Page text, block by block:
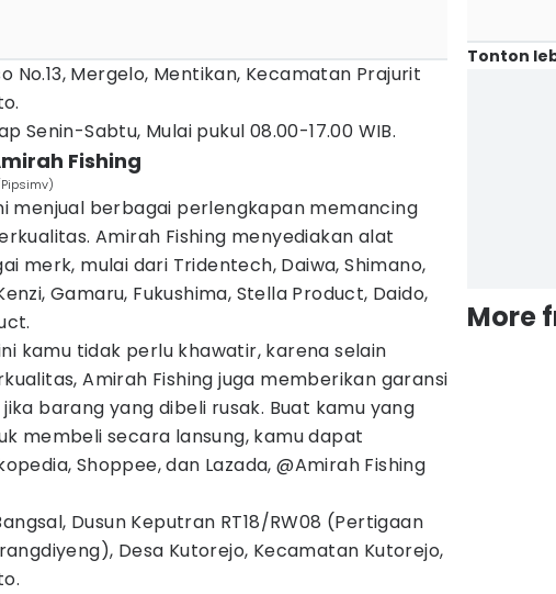
No.13, Mergelo, Mentikan, Kecamatan Prajurit
Senin-Sabtu, Mulai pukul 08.00-17.00 WIB.
Fishing
menjual berbagai perlengkapan memancing
Amirah Fishing menyediakan alat
merk, mulai dari Tridentech, Daiwa, Shimano,
Gamaru, Fukushima, Stella Product, Daido,
kamu tidak perlu khawatir, karena selain
Amirah Fishing juga memberikan garansi
barang yang dibeli rusak. Buat kamu yang
membeli secara lansung, kamu dapat
Shoppee, dan Lazada, @Amirah Fishing
Dusun Keputran RT18/RW08 (Pertigaan
Desa Kutorejo, Kecamatan Kutorejo,
Tonton
More